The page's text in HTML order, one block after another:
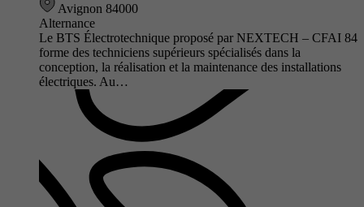
Avignon 84000
Alternance
Le BTS Électrotechnique proposé par NEXTECH – CFAI 84
forme des techniciens supérieurs spécialisés dans la
conception, la réalisation et la maintenance des installations
électriques. Au…